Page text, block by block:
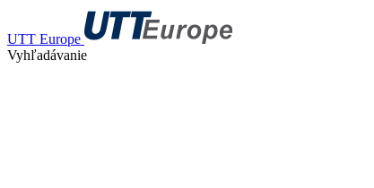
UTT Europe
Vyhľadávanie